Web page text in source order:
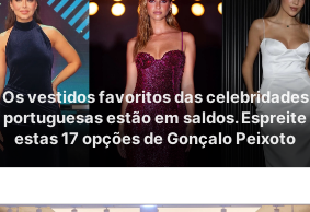
Os vestidos favoritos das celebridades
portuguesas estão em saldos. Espreite
estas 17 opções de Gonçalo Peixoto